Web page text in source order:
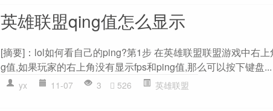
英雄联盟qing值怎么显示
[摘要]：lol如何看自己的ping?第1步 在英雄联盟联盟游戏中右
g值,如果玩家的右上角没有显示fps和ping值,那么可以按下键盘...
yx 11-07 3 526 英雄联盟